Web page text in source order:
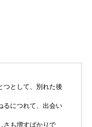
つとして、別れた後
るにつれて、出会い
さも増すばかりで